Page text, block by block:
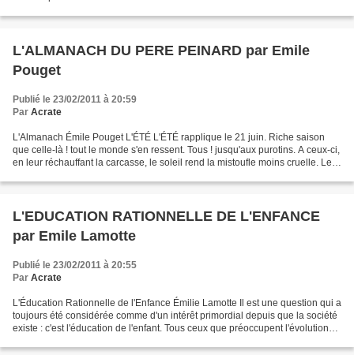
L'ALMANACH DU PERE PEINARD par Emile
Pouget
Publié le 23/02/2011 à 20:59
Par Acrate
L'Almanach Émile Pouget L'ÉTÉ L'ÉTÉ rapplique le 21 juin. Riche saison
que celle-là ! tout le monde s'en ressent. Tous ! jusqu'aux purotins. A ceux-ci,
en leur réchauffant la carcasse, le soleil rend la mistoufle moins cruelle. Les
L'EDUCATION RATIONNELLE DE L'ENFANCE
par Emile Lamotte
Publié le 23/02/2011 à 20:55
Par Acrate
L'Éducation Rationnelle de l'Enfance Émilie Lamotte Il est une question qui a
toujours été considérée comme d'un intérêt primordial depuis que la société
existe : c'est l'éducation de l'enfant. Tous ceux que préoccupent l'évolution